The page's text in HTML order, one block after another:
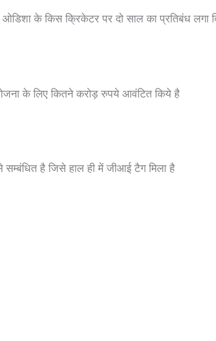
के किस क्रिकेटर पर दो साल का प्रतिबंध लगा
के लिए कितने करोड़ रुपये आवंटित किये है
सम्बंधित है जिसे हाल ही में जीआई टैग मिला है